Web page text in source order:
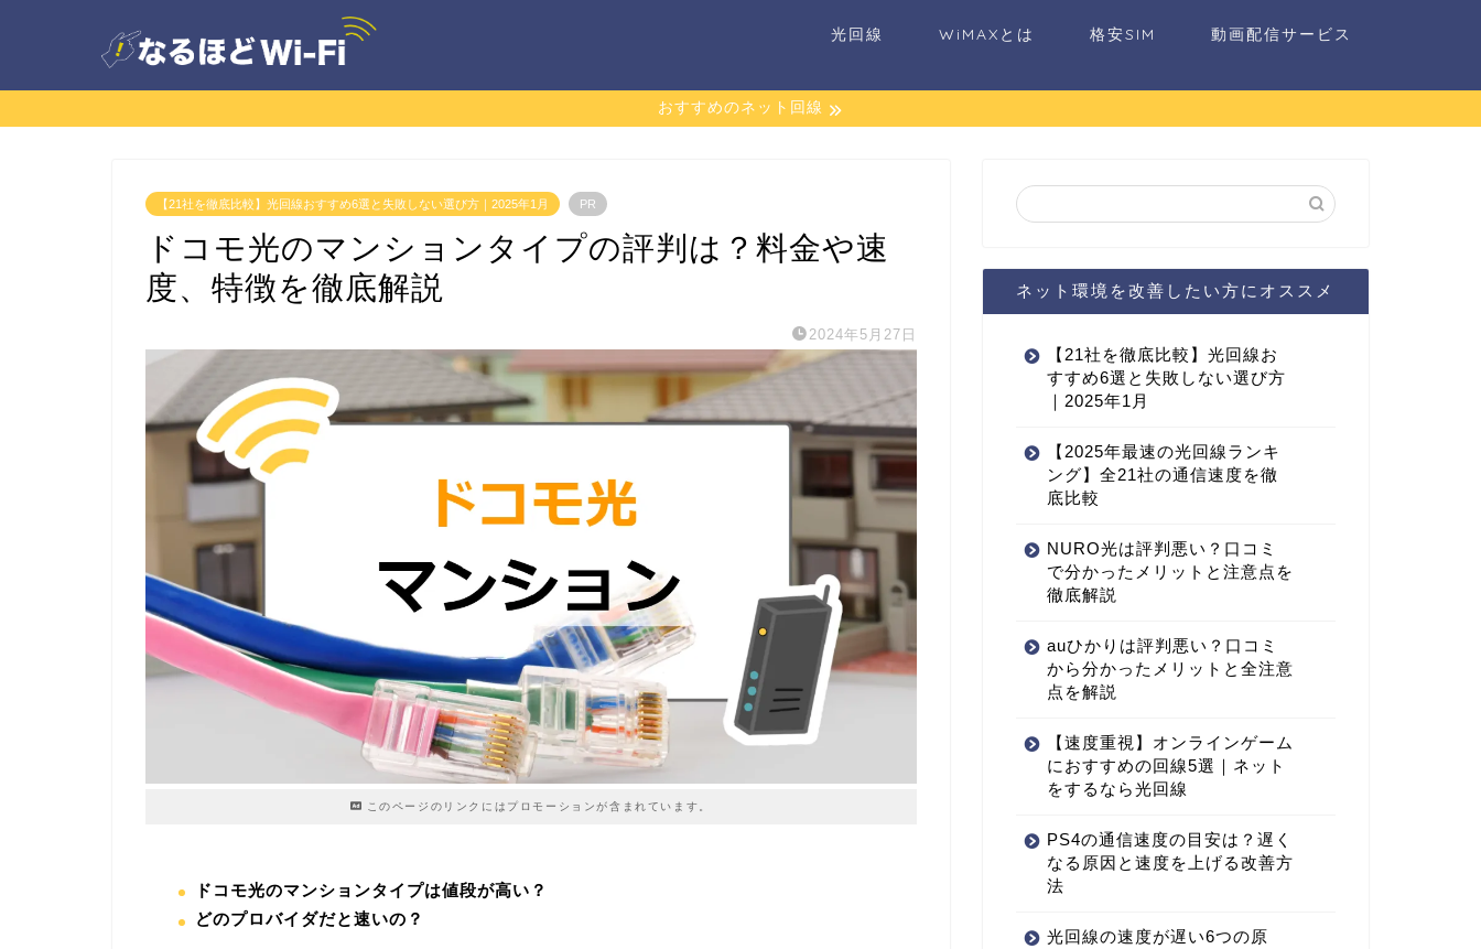
光回線 WiMAXとは 格安SIM 動画配信サービス
おすすめのネット回線
【21社を徹底比較】光回線おすすめ6選と失敗しない選び方｜2025年1月 PR
ドコモ光のマンションタイプの評判は？料金や速
度、特徴を徹底解説
2024年5月27日
このページのリンクにはプロモーションが含まれています。
ドコモ光のマンションタイプは値段が高い？
どのプロバイダだと速いの？
ネット環境を改善したい方にオススメ
【21社を徹底比較】光回線お
すすめ6選と失敗しない選び方
｜2025年1月
【2025年最速の光回線ランキ
ング】全21社の通信速度を徹
底比較
NURO光は評判悪い？口コミ
で分かったメリットと注意点を
徹底解説
auひかりは評判悪い？口コミ
から分かったメリットと全注意
点を解説
【速度重視】オンラインゲーム
におすすめの回線5選｜ネット
をするなら光回線
PS4の通信速度の目安は？遅く
なる原因と速度を上げる改善方
法
光回線の速度が遅い6つの原